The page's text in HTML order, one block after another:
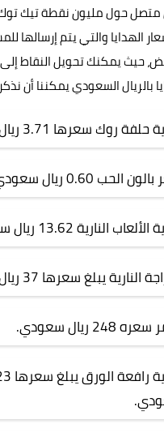
حول مليون نقطة تيك
الهدايا والتي يتم إرسالها
حيث يمكنك تحويل النقاط
بالريال السعودي يمكننا أن
روك سعرها 3.71 ريال سعودي.
الحب 0.60 ريال سعودي.
النارية 13.62 ريال سعودي.
النارية يبلغ سعرها 37 ريال.
248 ريال سعودي.